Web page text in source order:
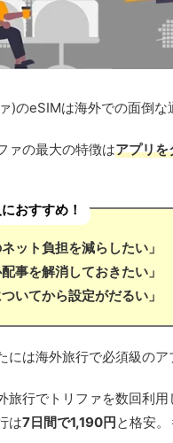
)のeSIMは海外での面倒な
ァの最大の特徴はアプリを
おすすめ！
ネット負担を減らしたい」
配事を解消しておきたい」
ついてから設定がだるい」
には海外旅行で必須級のア
旅行でトリファを数回利
は7日間で1,190円と格安。